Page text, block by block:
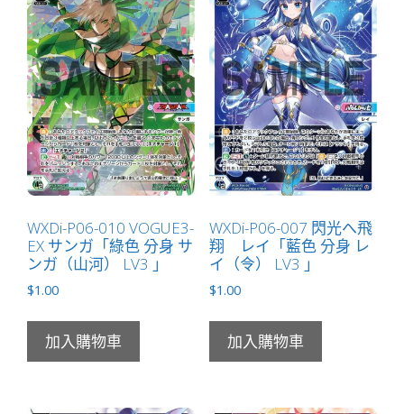
WXDi-P06-010 VOGUE3-
EX サンガ「綠色 分身 サ
ンガ（山河） LV3 」
$1.00
加入購物車
WXDi-P06-007 閃光へ飛
翔 レイ「藍色 分身 レ
イ（令） LV3 」
$1.00
加入購物車